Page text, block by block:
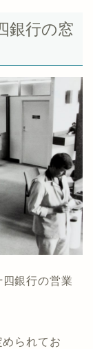
銀行の窓
銀行の営業
られてお